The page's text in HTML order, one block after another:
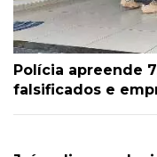
Polícia apreende
falsificados e